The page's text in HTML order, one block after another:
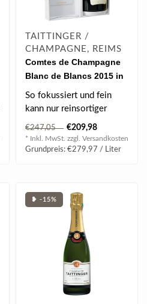
TAITTINGER /
CHAMPAGNE, REIMS
Comtes de Champagne
Blanc de Blancs 2015 in
Coffret 0.75 l 12.5% vol
So fokussiert und fein
kann nur reinsortiger
Chardonnay-Champagner
sein. Der Com..
€247,05 €209,98
* Inkl. MwSt. zzgl. Versandkosten
Grundpreis: €279,97 / Liter
❥ -15%